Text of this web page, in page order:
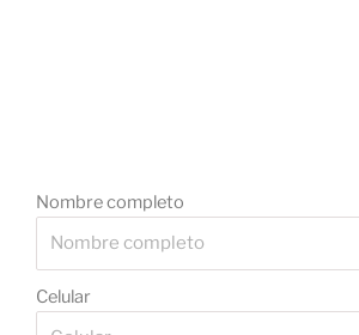
Nombre completo
Celular